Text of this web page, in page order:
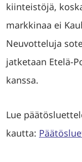
kiinteistöjä,
markkinaa ei
Neuvotteluja
jatketaan Etelä-
kanssa.
Lue
kautta: